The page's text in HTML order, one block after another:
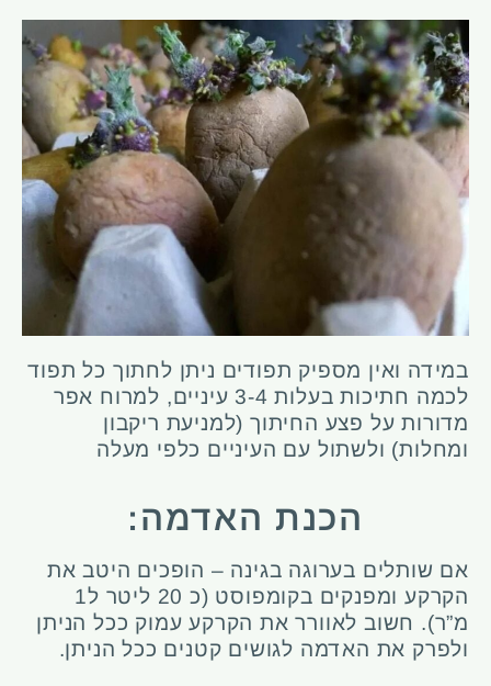
במידה ואין מספיק תפודים ניתן לחתוך כל תפוד
לכמה חתיכות בעלות 3-4 עיניים, למרוח אפר
מדורות על פצע החיתוך (למניעת ריקבון
ומחלות) ולשתול עם העיניים כלפי מעלה
הכנת האדמה:
אם שותלים בערוגה בגינה – הופכים היטב את
הקרקע ומפנקים בקומפוסט (כ 20 ליטר ל1
מ”ר). חשוב לאוורר את הקרקע עמוק ככל הניתן
ולפרק את האדמה לגושים קטנים ככל הניתן.